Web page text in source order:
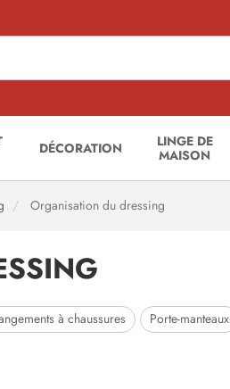
DÉCORATION
LINGE DE
MAISON
Organisation du dressing
à chaussures Porte-manteaux